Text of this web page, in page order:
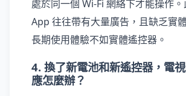
處於同一個 Wi-Fi 網絡下才能操作
App 往往帶有大量廣告，且缺乏實
長期使用體驗不如實體遙控器。
4. 換了新電池和新遙控器，電
應怎麼辦？